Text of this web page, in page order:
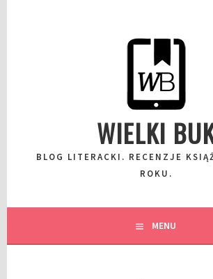
WIELKI
BLOG LITERACKI. RECENZJE
ROKU.
MENU